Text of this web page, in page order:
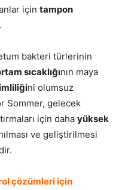
için tampon
.
bakteri türlerinin
sıcaklığının maya
ni olumsuz
Sommer, gelecek
için daha yüksek
ve geliştirilmesi
çözümleri için